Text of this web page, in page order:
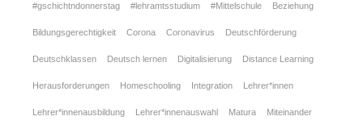
#gschichtndonnerstag #lehramtsstudium #Mittelschule Beziehung
Bildungsgerechtigkeit Corona Coronavirus Deutschförderung
Deutschklassen Deutsch lernen Digitalisierung Distance Learning
Herausforderungen Homeschooling Integration Lehrer*innen
Lehrer*innenausbildung Lehrer*innenauswahl Matura Miteinander